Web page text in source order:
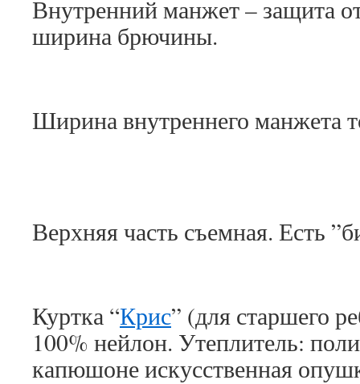
Внутренний манжет – защита
ширина брючины.
Ширина внутреннего манжета
Верхняя часть съемная. Есть
Куртка “Крис” (для старшего
100% нейлон. Утеплитель:
капюшоне искусственная